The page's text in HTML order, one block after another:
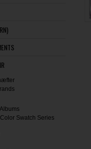
Swatch Series